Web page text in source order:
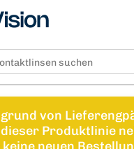
von
Produktlinie